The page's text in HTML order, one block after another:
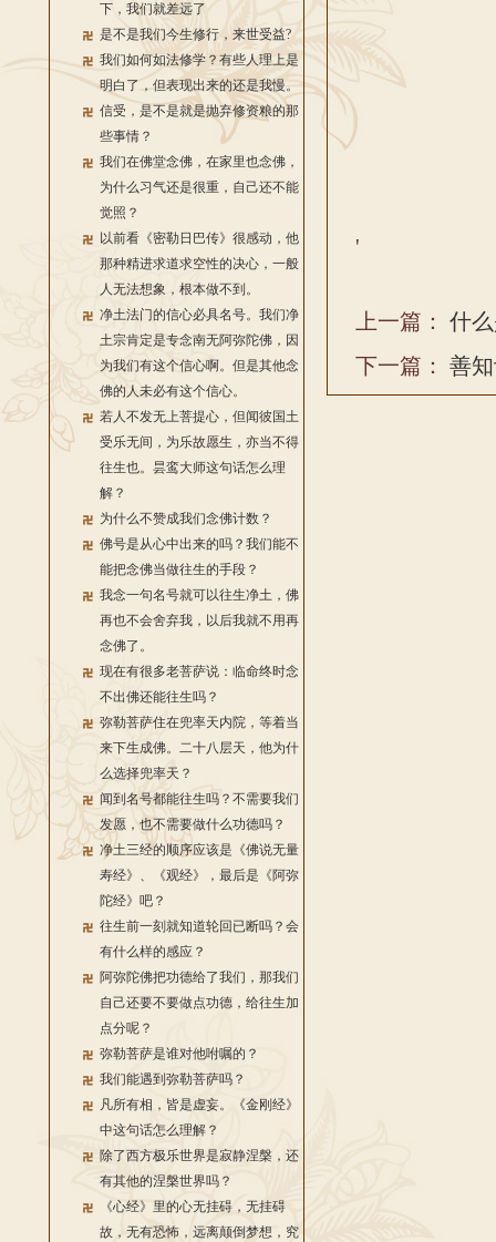
下，我们就差远了
是不是我们今生修行，来世受益?
我们如何如法修学？有些人理上是
明白了，但表现出来的还是我慢。
信受，是不是就是抛弃修资粮的那
些事情？
我们在佛堂念佛，在家里也念佛，
为什么习气还是很重，自己还不能
觉照？
以前看《密勒日巴传》很感动，他
那种精进求道求空性的决心，一般
人无法想象，根本做不到。
净土法门的信心必具名号。我们净
土宗肯定是专念南无阿弥陀佛，因
为我们有这个信心啊。但是其他念
佛的人未必有这个信心。
若人不发无上菩提心，但闻彼国土
受乐无间，为乐故愿生，亦当不得
往生也。昙鸾大师这句话怎么理
解？
为什么不赞成我们念佛计数？
佛号是从心中出来的吗？我们能不
能把念佛当做往生的手段？
我念一句名号就可以往生净土，佛
再也不会舍弃我，以后我就不用再
念佛了。
现在有很多老菩萨说：临命终时念
不出佛还能往生吗？
弥勒菩萨住在兜率天内院，等着当
来下生成佛。二十八层天，他为什
么选择兜率天？
闻到名号都能往生吗？不需要我们
发愿，也不需要做什么功德吗？
净土三经的顺序应该是《佛说无量
寿经》、《观经》，最后是《阿弥
陀经》吧？
往生前一刻就知道轮回已断吗？会
有什么样的感应？
阿弥陀佛把功德给了我们，那我们
自己还要不要做点功德，给往生加
点分呢？
弥勒菩萨是谁对他咐嘱的？
我们能遇到弥勒菩萨吗？
凡所有相，皆是虚妄。《金刚经》
中这句话怎么理解？
除了西方极乐世界是寂静涅槃，还
有其他的涅槃世界吗？
《心经》里的心无挂碍，无挂碍
故，无有恐怖，远离颠倒梦想，究
'
上一篇： 什
下一篇： 善